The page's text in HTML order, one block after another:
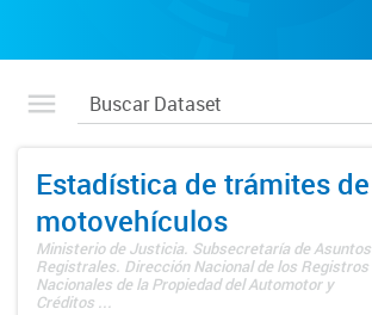
Estadística de trámites de
motovehículos
Ministerio de Justicia. Subsecretaría de Asuntos
Registrales. Dirección Nacional de los Registros
Nacionales de la Propiedad del Automotor y
Créditos ...